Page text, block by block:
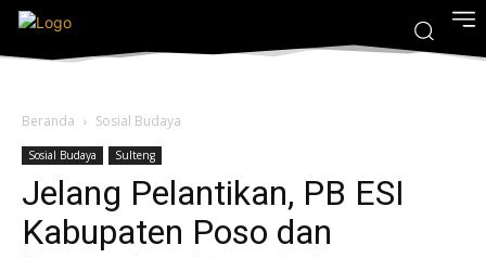
Beranda Sosial Budaya
Sosial Budaya Sulteng
Jelang Pelantikan, PB ESI
Kabupaten Poso dan